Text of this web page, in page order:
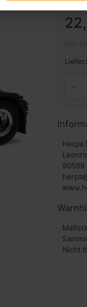
Herpa
90599
Nicht